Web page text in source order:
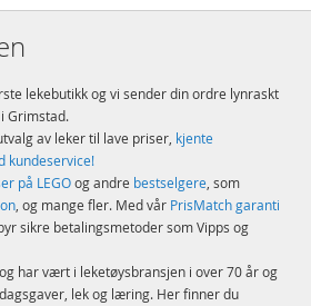
lekebutikk og vi sender din ordre lynraskt
Grimstad.
av leker til lave priser, kjente
kundeservice!
på LEGOog andre bestselgere, som
, og mange fler. Med vår PrisMatch garanti
sikre betalingsmetoder som Vipps og
har vært i leketøysbransjen i over 70 år og
lek og læring. Her finner du